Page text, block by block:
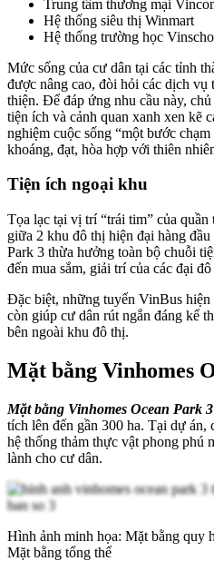
Trung tâm thương mại
Hệ thống siêu thị Winmart
Hệ thống trường học
Mức sống của cư dân tại các tỉnh
được nâng cao, đòi hỏi các dịch vụ
thiện. Để đáp ứng nhu cầu này,
tiện ích và cảnh quan xanh xen kẽ
nghiệm cuộc sống “một bước
khoáng, đạt, hòa hợp với thiên
Tiện ích ngoại khu
Tọa lạc tại vị trí “trái tim” của
giữa 2 khu đô thị hiện đại hàng
Park 3 thừa hưởng toàn bộ chuỗi
đến mua sắm, giải trí của các đại
Đặc biệt, những tuyến VinBus hiện
còn giúp cư dân rút ngắn đáng kể
bên ngoài khu đô thị.
Mặt bằng Vinhomes
Mặt bằng Vinhomes Ocean Park 3
tích lên đến gần 300 ha. Tại dự án,
hệ thống thảm thực vật phong phú
lành cho cư dân.
Hình ảnh minh họa: Mặt bằng quy
Mặt bằng tổng thể